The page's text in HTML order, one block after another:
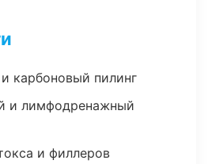
карбоновый пилинг
и лимфодренажный
и филлеров